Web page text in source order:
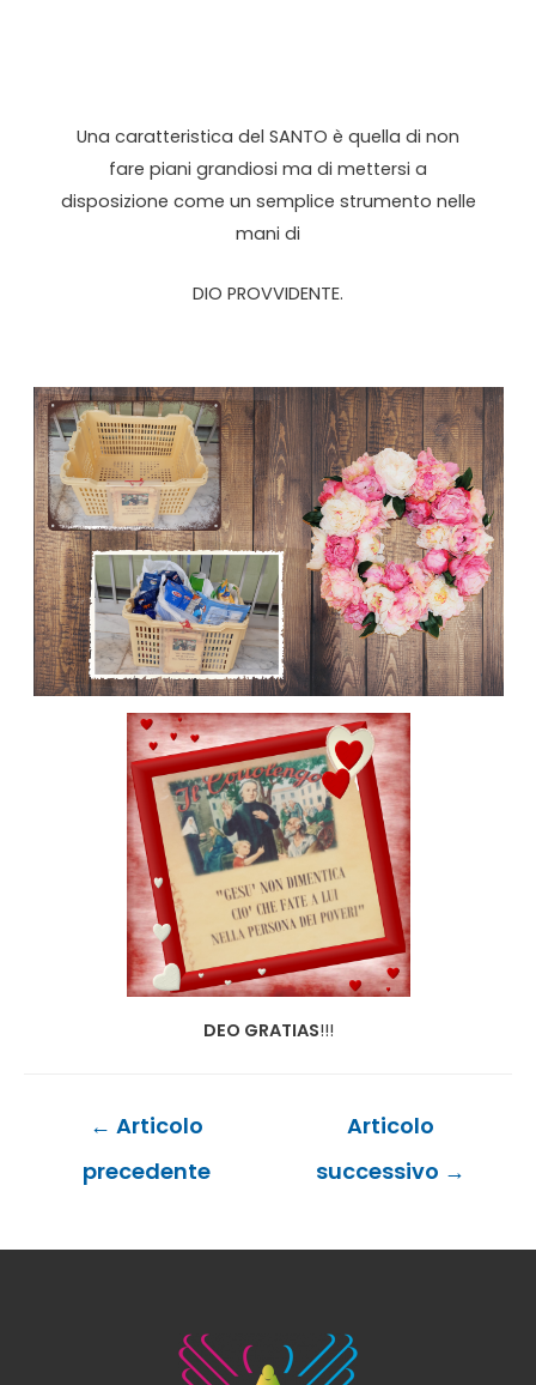
Una caratteristica del SANTO è quella di non
fare piani grandiosi ma di mettersi a
disposizione come un semplice strumento nelle
mani di
DIO PROVVIDENTE.
DEO GRATIAS!!!
Navigazione
← Articolo
precedente
Articolo
successivo →